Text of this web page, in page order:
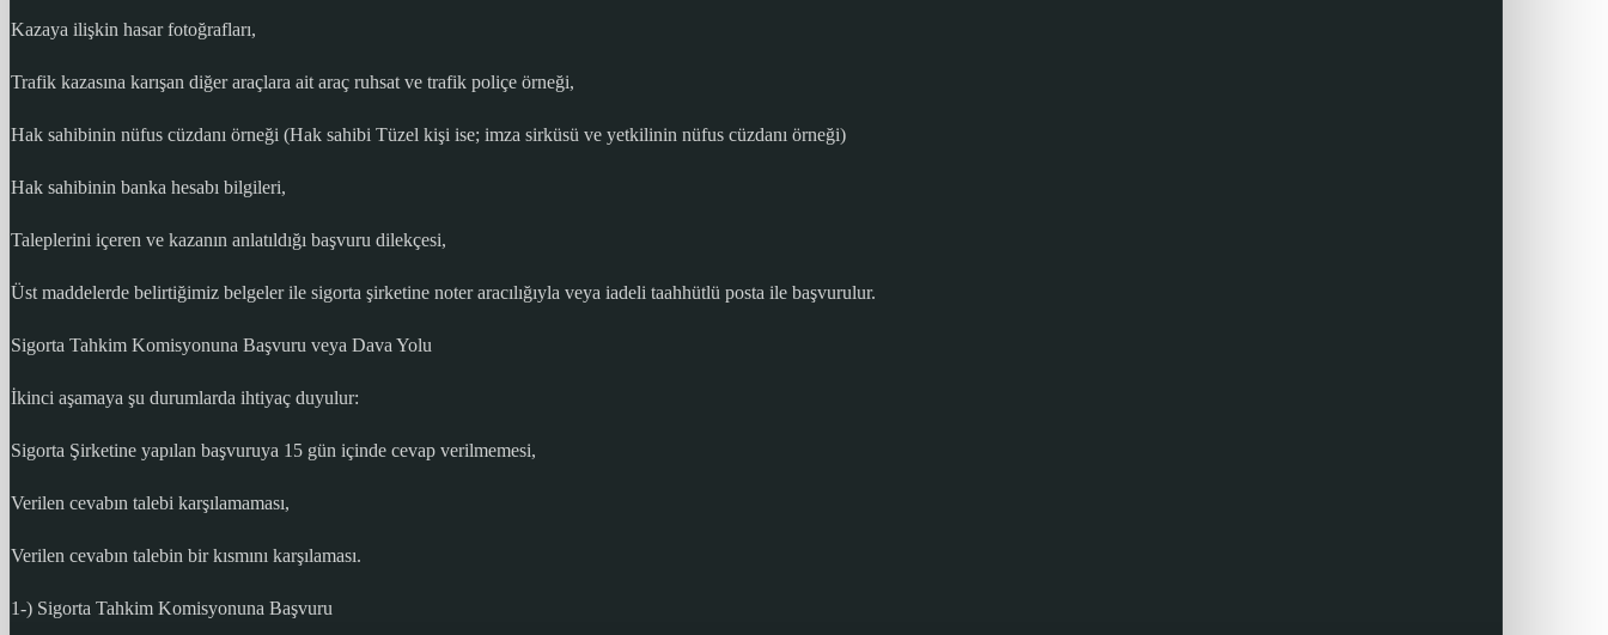
Kazaya ilişkin hasar fotoğrafları,
Trafik kazasına karışan diğer araçlara ait araç ruhsat ve trafik poliçe örneği,
Hak sahibinin nüfus cüzdanı örneği (Hak sahibi Tüzel kişi ise; imza sirküsü ve yetkilinin nüfus cüzdanı örneği)
Hak sahibinin banka hesabı bilgileri,
Taleplerini içeren ve kazanın anlatıldığı başvuru dilekçesi,
Üst maddelerde belirtiğimiz belgeler ile sigorta şirketine noter aracılığıyla veya iadeli taahhütlü posta ile başvurulur.
Sigorta Tahkim Komisyonuna Başvuru veya Dava Yolu
İkinci aşamaya şu durumlarda ihtiyaç duyulur:
Sigorta Şirketine yapılan başvuruya 15 gün içinde cevap verilmemesi,
Verilen cevabın talebi karşılamaması,
Verilen cevabın talebin bir kısmını karşılaması.
1-) Sigorta Tahkim Komisyonuna Başvuru